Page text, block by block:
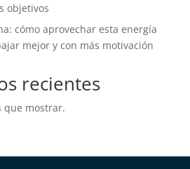
objetivos
cómo aprovechar esta energía
mejor y con más motivación
recientes
que mostrar.